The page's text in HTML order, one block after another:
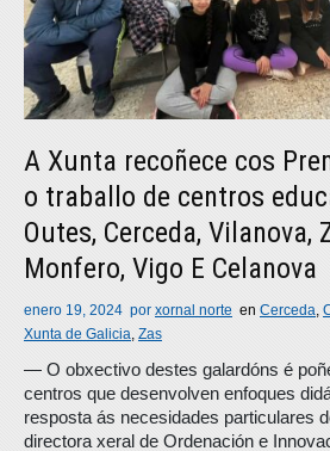
A Xunta recoñece cos
o traballo de centros
Outes, Cerceda, Vilanova,
Monfero, Vigo E Celanova
enero 19, 2024 por xornal norte en Cerceda,
Xunta de Galicia, Zas
— O obxectivo destes galardóns é
centros que desenvolven enfoques
resposta ás necesidades particulares
directora xeral de Ordenación e